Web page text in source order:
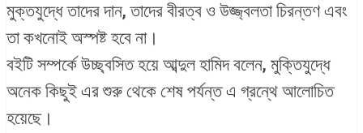
মুক্তযুদ্ধে তাদের দান, তাদের বীরত্ব ও উজ্জ্বলতা চিরন্তণ এবং
তা কখনোই অস্পষ্ট হবে না।
বইটি সম্পর্কে উচ্ছ্বসিত হয়ে আব্দুল হামিদ বলেন, মুক্তিযুদ্ধে
অনেক কিছুই এর শুরু থেকে শেষ পর্যন্ত এ গ্রন্থে আলোচিত
হয়েছে।